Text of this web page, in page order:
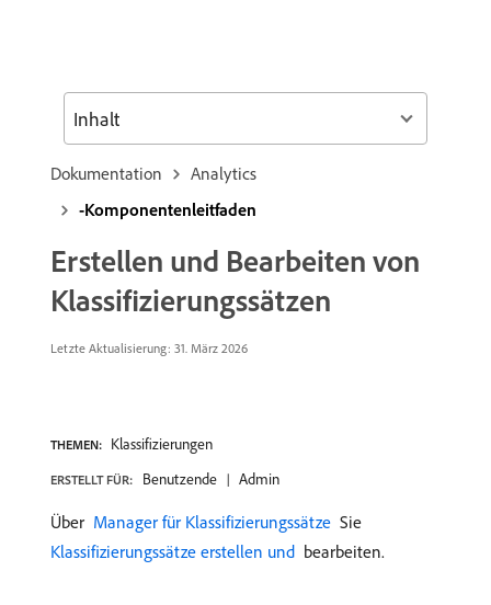
Dokumentation
Analytics
-Komponentenleitfaden
Erstellen und Bearbeiten von
Klassifizierungssätzen
Letzte Aktualisierung: 31. März 2026
THEMEN: Klassifizierungen
ERSTELLT FÜR: Benutzende Admin
Über ​ Manager für Klassifizierungssätze ​ Sie
Klassifizierungssätze erstellen und ​ bearbeiten.
Inhalt